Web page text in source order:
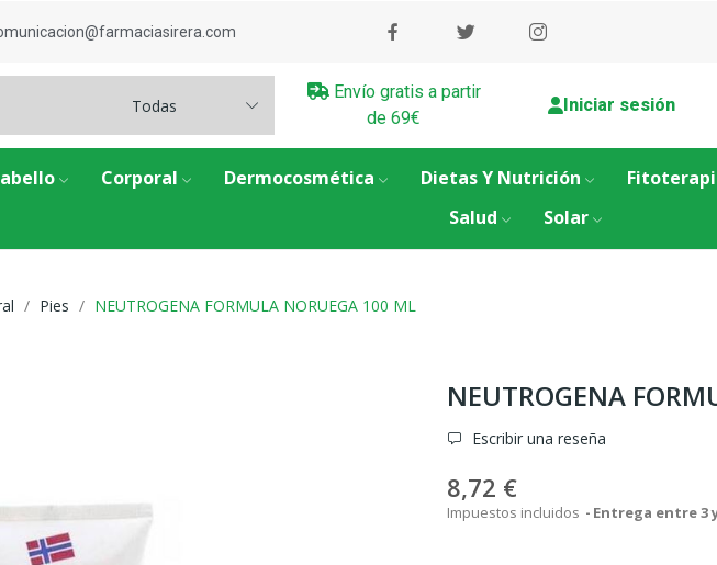
Todas
Envío gratis a partir
de 69€
Iniciar sesión
Corporal Dermocosmética Dietas Y Nutrición
Salud
Solar
Pies NEUTROGENA FORMULA NORUEGA 100 ML
NEUTROGENA
Escribir una reseña
8,72 €
Impuestos incluidos Entrega entre 3